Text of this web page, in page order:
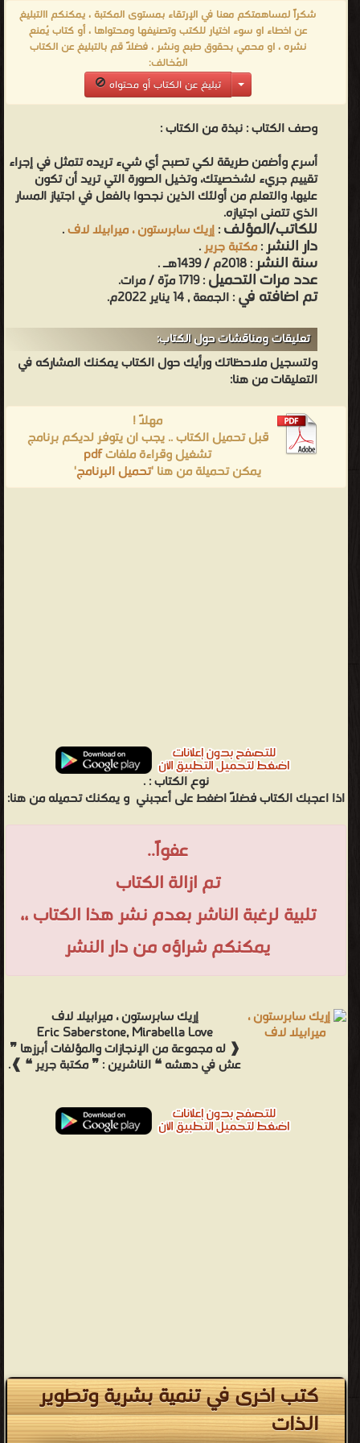
شكراً لمساهمتكم معنا في الإرتقاء بمستوى المكتبة ، يمكنكم االتبليغ
عن اخطاء او سوء اختيار للكتب وتصنيفها ومحتواها ، أو كتاب يُمنع
نشره ، او محمي بحقوق طبع ونشر ، فضلاً قم بالتبليغ عن الكتاب
المُخالف:
تبليغ عن الكتاب أو محتواه
وصف الكتاب :نبذة من الكتاب :
أسرع وأضمن طريقة لكي تصبح أي شيء تريده تتمثل في إجراء
تقييم جريء لشخصيتك، وتخيل الصورة التي تريد أن تكون
عليها، والتعلم من أولئك الذين نجحوا بالفعل في اجتياز المسار
الذي تتمنى اجتيازه.
للكاتب/المؤلف:إريك سابرستون ، ميرابيلا لاف.
دار النشر:مكتبة جرير.
سنة النشر: 2018م / 1439هـ .
عدد مرات التحميل: 1719 مرّة / مرات.
تم اضافته في: الجمعة , 14 يناير 2022م.
تعليقات ومناقشات حول الكتاب:
ولتسجيل ملاحظاتك ورأيك حول الكتاب يمكنك المشاركه في
التعليقات من هنا:
مهلاً !
قبل تحميل الكتاب .. يجب ان يتوفر لديكم برنامج
تشغيل وقراءة ملفاتpdf
يمكن تحميلة من هنا 'تحميل البرنامج'
نوع الكتاب :.
اذا اعجبك الكتاب فضلاً اضغط على أعجبني و يمكنك تحميله من هنا:
عفواً..
تم ازالة الكتاب
تلبية لرغبة الناشر بعدم نشر هذا الكتاب ،،
يمكنكم شراؤه من دار النشر
إريك سابرستون ، ميرابيلا لاف
Eric Saberstone, Mirabella Love
❰ له مجموعة من الإنجازات والمؤلفات أبرزها ❞
عش في دهشه ❝ الناشرين : ❞ مكتبة جرير ❝ ❱.
كتب اخرى في تنمية بشرية وتطوير
الذات